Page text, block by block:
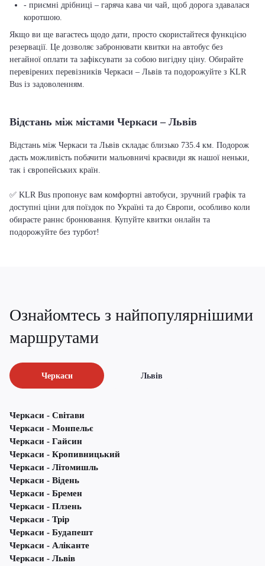
- приємні дрібниці – гаряча кава чи чай, щоб дорога здавалася
коротшою.
Якщо ви ще вагаєтесь щодо дати, просто скористайтеся функцією
резервації. Це дозволяє забронювати квитки на автобус без
негайної оплати та зафіксувати за собою вигідну ціну. Обирайте
перевірених перевізників Черкаси – Львів та подорожуйте з KLR
Bus із задоволенням.
Відстань між містами Черкаси – Львів
Відстань між Черкаси та Львів складає близько 735.4 км. Подорож
дасть можливість побачити мальовничі краєвиди як нашої неньки,
так і європейських країн.
✅ KLR Bus пропонує вам комфортні автобуси, зручний графік та
доступні ціни для поїздок по Україні та до Європи, особливо коли
обираєте раннє бронювання. Купуйте квитки онлайн та
подорожуйте без турбот!
Ознайомтесь з найпопулярнішими
маршрутами
Черкаси Львів
Черкаси - Світави
Черкаси - Монпельє
Черкаси - Гайсин
Черкаси - Кропивницький
Черкаси - Літомишль
Черкаси - Відень
Черкаси - Бремен
Черкаси - Плзень
Черкаси - Трір
Черкаси - Будапешт
Черкаси - Аліканте
Черкаси - Львів